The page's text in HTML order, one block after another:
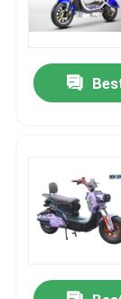
Haus
Über uns